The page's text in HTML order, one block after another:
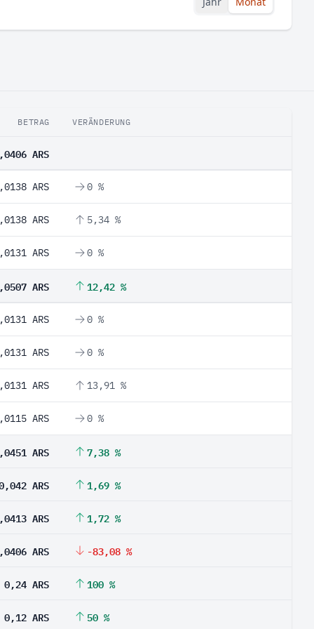
BETRAG VERÄNDERUNG
ARS
ARS 0 %
ARS 5,34 %
ARS 0 %
ARS 12,42 %
ARS 0 %
ARS 0 %
ARS 13,91 %
ARS 0 %
ARS 7,38 %
ARS 1,69 %
ARS 1,72 %
ARS -83,08 %
0,24 ARS 100 %
0,12 ARS 50 %